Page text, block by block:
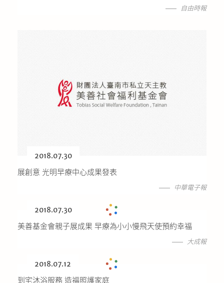
自由時報
2018.07.30
展創意 光明早療中心成果發表
中華電子報
2018.07.30
美善基金會親子展成果 早療為小小慢飛天使預約幸福
大成報
2018.07.12
到宅沐浴服務 造福照護家庭